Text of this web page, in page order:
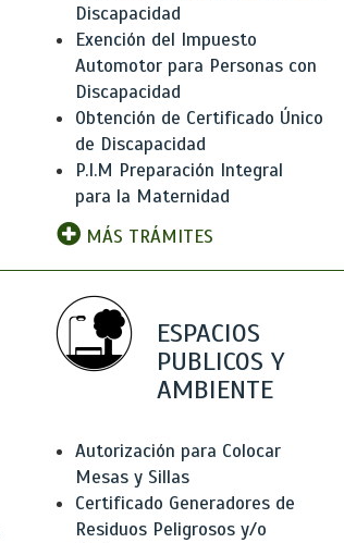
Discapacidad
Exención del Impuesto
Automotor para Personas con
Discapacidad
Obtención de Certificado Único
de Discapacidad
P.I.M Preparación Integral
para la Maternidad
MÁS TRÁMITES
ESPACIOS
PUBLICOS Y
AMBIENTE
Autorización para Colocar
Mesas y Sillas
Certificado Generadores de
Residuos Peligrosos y/o